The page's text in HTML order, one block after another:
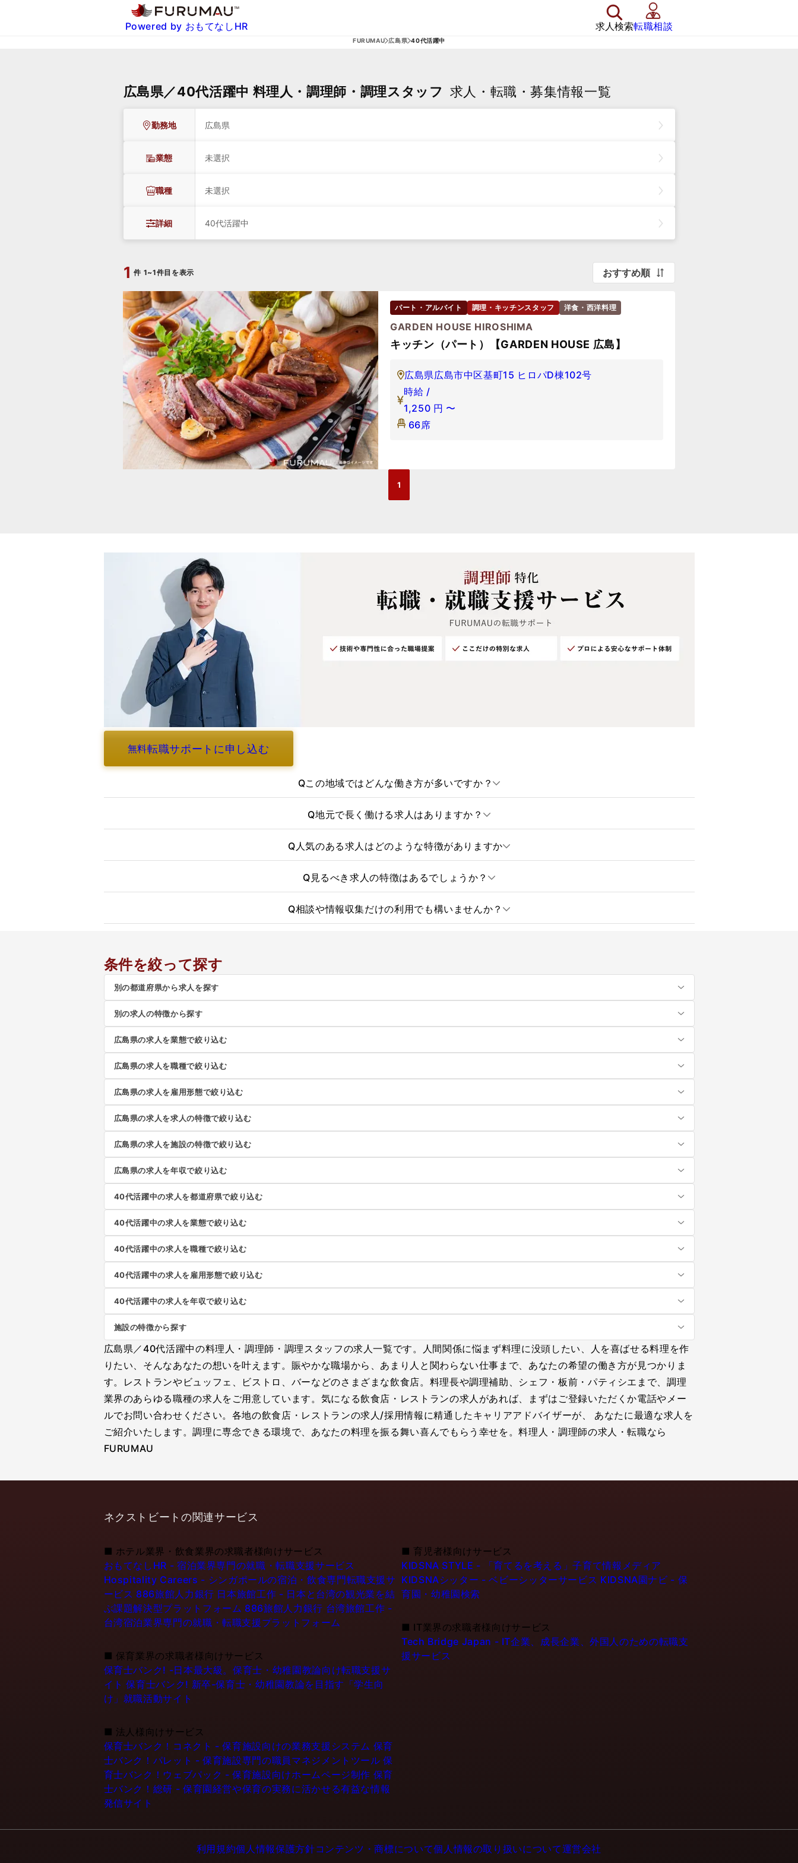
Powered by おもてなしHR 求人検索転職相談
FURUMAU 広島県 40代活躍中
広島県／40代活躍中 料理人・調理師・調理スタッフ 求人・転職・募集情報一覧
勤務地 広島県
業態 未選択
職種 未選択
詳細 40代活躍中
1 件 1~1件目を表示 おすすめ順
パート・アルバイト 調理・キッチンスタッフ 洋食・西洋料理
GARDEN HOUSE HIROSHIMA
キッチン（パート）【GARDEN HOUSE 広島】
広島県広島市中区基町15 ヒロパD棟102号
時給 /
1,250 円 〜
66席
1
無料転職サポートに申し込む
よくあるご質問
Qこの地域ではどんな働き方が多いですか？
Q地元で長く働ける求人はありますか？
Q人気のある求人はどのような特徴がありますか
Q 見るべき求人の特徴はあるでしょうか？
Q相談や情報収集だけの利用でも構いませんか？
条件を絞って探す
別の都道府県から求人を探す
別の求人の特徴から探す
広島県の求人を業態で絞り込む
広島県の求人を職種で絞り込む
広島県の求人を雇用形態で絞り込む
広島県の求人を求人の特徴で絞り込む
広島県の求人を施設の特徴で絞り込む
広島県の求人を年収で絞り込む
40代活躍中の求人を都道府県で絞り込む
40代活躍中の求人を業態で絞り込む
40代活躍中の求人を職種で絞り込む
40代活躍中の求人を雇用形態で絞り込む
40代活躍中の求人を年収で絞り込む
施設の特徴から探す
広島県／40代活躍中の料理人・調理師・調理スタッフの求人一覧です。人間関係に悩まず料理に没頭したい、人を喜ばせる料理を作
りたい、そんなあなたの想いを叶えます。賑やかな職場から、あまり人と関わらない仕事まで、あなたの希望の働き方が見つかりま
す。レストランやビュッフェ、ビストロ、バーなどのさまざまな飲食店。料理長や調理補助、シェフ・板前・パティシエまで、調理
業界のあらゆる職種の求人をご用意しています。気になる飲食店・レストランの求人があれば、まずはご登録いただくか電話やメー
ルでお問い合わせください。各地の飲食店・レストランの求人/採用情報に精通したキャリアアドバイザーが、 あなたに最適な求人を
ご紹介いたします。調理に専念できる環境で、あなたの料理を振る舞い喜んでもらう幸せを。料理人・調理師の求人・転職なら
FURUMAU
ネクストビートの関連サービス
■ ホテル業界・飲食業界の求職者様向けサービス
おもてなしHR - 宿泊業界専門の就職・転職支援サービス
Hospitality Careers - シンガポールの宿泊・飲食専門転職支援サ
ービス 886旅館人力銀行 日本旅館工作 - 日本と台湾の観光業を結
ぶ課題解決型プラットフォーム 886旅館人力銀行 台湾旅館工作 -
台湾宿泊業界専門の就職・転職支援プラットフォーム
■ 保育業界の求職者様向けサービス
保育士バンク! -日本最大級。保育士・幼稚園教論向け転職支援サ
イト 保育士バンク! 新卒-保育士・幼稚園教論を目指す「学生向
け」就職活動サイト
■ 法人様向けサービス
保育士バンク！コネクト - 保育施設向けの業務支援システム 保育
士バンク！パレット - 保育施設専門の職員マネジメントツール 保
育士バンク！ウェブパック - 保育施設向けホームページ制作 保育
士バンク！総研 - 保育園経営や保育の実務に活かせる有益な情報
発信サイト
■ 育児者様向けサービス
KIDSNA STYLE - 「育てるを考える」子育て情報メディア
KIDSNAシッター - ベビーシッターサービス KIDSNA園ナビ - 保
育園・幼稚園検索
■ IT業界の求職者様向けサービス
Tech Bridge Japan - IT企業、成長企業、外国人のための転職支
援サービス
利用規約個人情報保護方針コンテンツ・商標について個人情報の取り扱いについて運営会社